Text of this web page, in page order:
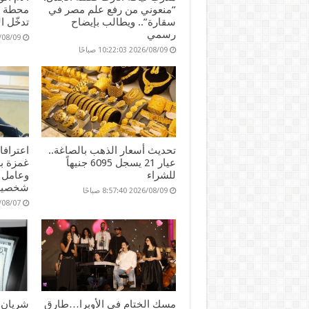
“منعوني من رفع علم مصر في
سقارة”.. ويطالب بإيضاح
رسمي
2026/08/09 10:22:03 صباحًا
محطة
تدخّل
2026/08/09
تحديث أسعار الذهب بالصاغة..
عيار 21 يسجل 6095 جنيهاً
للشراء
2026/08/09 8:57:40 صباحًا
2026/08/07
مسك الختام في الأوبرا…طارق شريان